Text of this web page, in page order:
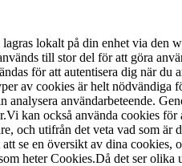
lokalt på din enhet via den
till stor del för att göra
för att autentisera dig när du
av cookies är helt nödvändiga
analysera användarbeteende.
kan också använda cookies
och utifrån det veta vad som är
se en översikt av dina cookies,
heter Cookies.Då det ser